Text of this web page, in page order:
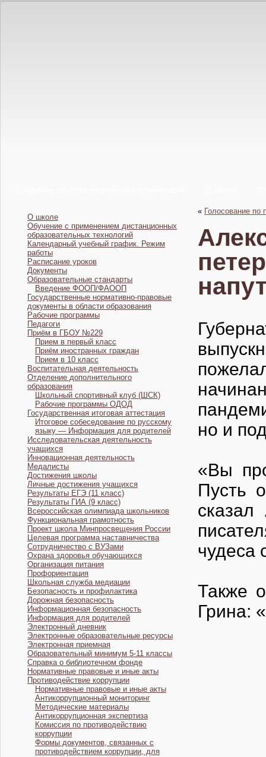
О школе
Обучение с применением дистанционных
образовательных технологий
Календарный учебный график. Режим
работы
Расписание уроков
Документы
Образовательные стандарты
Введение ФООП/ФАООП
Государственные нормативно-правовые
документы в области образования
Рабочие программы
Педагоги
Приём в ГБОУ №229
Прием в первый класс
Приём иностранных граждан
Прием в 10 класс
Воспитательная деятельность
Отделение дополнительного
образования
Школьный спортивный клуб (ШСК)
Рабочие программы ОДОД
Государственная итоговая аттестация
Итоговое собеседование по русскому
языку — Информация для родителей
Исследовательская деятельность
учащихся
Инновационная деятельность
Медалисты
Достижения школы
Личные достижения учащихся
Результаты ЕГЭ (11 класс)
Результаты ГИА (9 класс)
Всероссийская олимпиада школьников
Функциональная грамотность
Проект школа Минпросвещения России
Целевая программа наставничества
Сотрудничество с ВУЗами
Охрана здоровья обучающихся
Организация питания
Профориентация
Школьная служба медиации
Безопасность и профилактика
Дорожная безопасность
Информационная безопасность
Информация для родителей
Электронный дневник
Электронные образовательные ресурсы
Электронная приемная
Образовательный минимум 5-11 классы
Справка о библиотечном фонде
Нормативные правовые и иные акты
Противодействие коррупции
Нормативные правовые и иные акты
Антикоррупционный мониторинг
Методические материалы
Антикоррупционная экспертиза
Комиссия по противодействию
коррупции
Формы документов, связанных с
противодействием коррупции, для
« Голосование по
но и
«Вы
Пусть
чудеса
Также
Грина: